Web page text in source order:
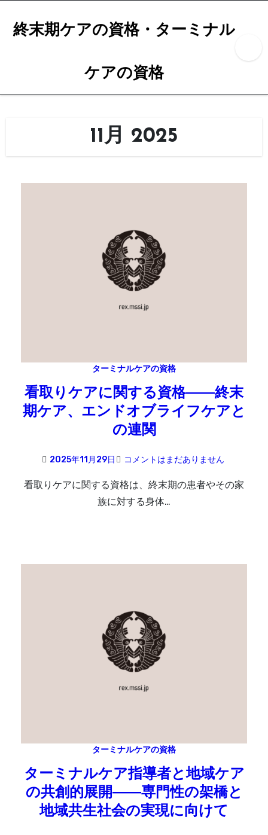
終末期ケアの資格・ターミナル
ケアの資格
11月 2025
ターミナルケアの資格
看取りケアに関する資格――終末
期ケア、エンドオブライフケアと
の連関
2025年11月29日 コメントはまだありません
看取りケアに関する資格は、終末期の患者やその家
族に対する身体…
ターミナルケアの資格
ターミナルケア指導者と地域ケア
の共創的展開――専門性の架橋と
地域共生社会の実現に向けて